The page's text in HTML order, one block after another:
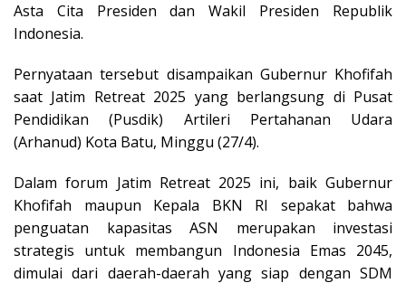
Asta Cita Presiden dan Wakil Presiden Republik
Indonesia.
Pernyataan tersebut disampaikan Gubernur Khofifah
saat Jatim Retreat 2025 yang berlangsung di Pusat
Pendidikan (Pusdik) Artileri Pertahanan Udara
(Arhanud) Kota Batu, Minggu (27/4).
Dalam forum Jatim Retreat 2025 ini, baik Gubernur
Khofifah maupun Kepala BKN RI sepakat bahwa
penguatan kapasitas ASN merupakan investasi
strategis untuk membangun Indonesia Emas 2045,
dimulai dari daerah-daerah yang siap dengan SDM